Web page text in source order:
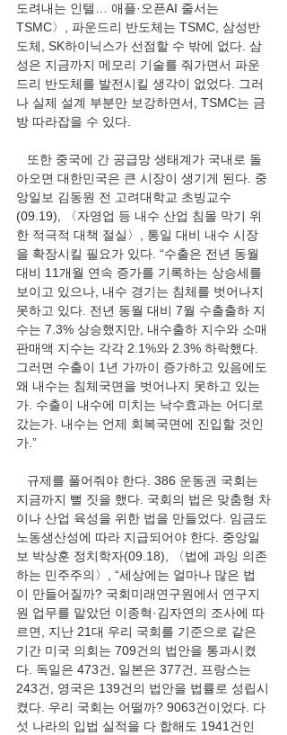
도려내는 인텔… 애플·오픈AI 줄서는
TSMC〉, 파운드리 반도체는 TSMC, 삼성반
도체, SK하이닉스가 선점할 수 밖에 없다. 삼
성은 지금까지 메모리 기술를 줘가면서 파운
드리 반도체를 발전시킬 생각이 없었다. 그러
나 실제 설계 부분만 보강하면서, TSMC는 금
방 따라잡을 수 있다.
또한 중국에 간 공급망 생태계가 국내로 돌
아오면 대한민국은 큰 시장이 생기게 된다. 중
앙일보 김동원 전 고려대학교 초빙교수
(09.19), 〈자영업 등 내수 산업 침몰 막기 위
한 적극적 대책 절실〉, 통일 대비 내수 시장
을 확장시킬 필요가 있다. “수출은 전년 동월
대비 11개월 연속 증가를 기록하는 상승세를
보이고 있으나, 내수 경기는 침체를 벗어나지
못하고 있다. 전년 동월 대비 7월 수출출하 지
수는 7.3% 상승했지만, 내수출하 지수와 소매
판매액 지수는 각각 2.1%와 2.3% 하락했다.
그러면 수출이 1년 가까이 증가하고 있음에도
왜 내수는 침체국면을 벗어나지 못하고 있는
가. 수출이 내수에 미치는 낙수효과는 어디로
갔는가. 내수는 언제 회복국면에 진입할 것인
가.”
규제를 풀어줘야 한다. 386 운동권 국회는
지금까지 뻘 짓을 했다. 국회의 법은 맞춤형 차
이나 산업 육성을 위한 법을 만들었다. 임금도
노동생산성에 따라 지급되어야 한다. 중앙일
보 박상훈 정치학자(09.18), 〈법에 과잉 의존
하는 민주주의〉, “세상에는 얼마나 많은 법
이 만들어질까? 국회미래연구원에서 연구지
원 업무를 맡았던 이종혁·김자연의 조사에 따
르면, 지난 21대 우리 국회를 기준으로 같은
기간 미국 의회는 709건의 법안을 통과시켰
다. 독일은 473건, 일본은 377건, 프랑스는
243건, 영국은 139건의 법안을 법률로 성립시
켰다. 우리 국회는 어떨까? 9063건이었다. 다
섯 나라의 입법 실적을 다 합해도 1941건인